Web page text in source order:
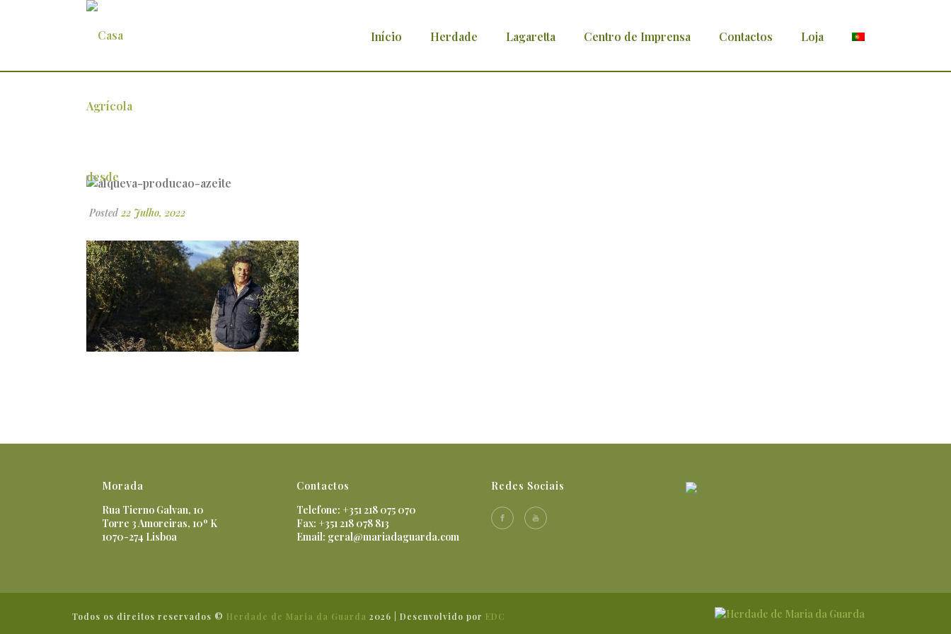
Início Herdade Lagaretta Centro de Imprensa Contactos Loja
alqueva-producao-azeite
Posted 22 Julho, 2022
Morada
Rua Tierno Galvan, 10
Torre 3 Amoreiras, 10º K
1070-274 Lisboa
Contactos
Telefone: +351 218 075 070
Fax: +351 218 078 813
Email: geral@mariadaguarda.com
Redes Sociais
Todos os direitos reservados © Herdade de Maria da Guarda 2026 | Desenvolvido por EDC